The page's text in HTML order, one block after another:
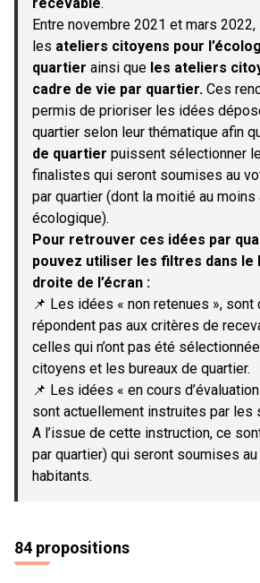
Entre novembre 2021 et mars
les ateliers citoyens pour
quartier ainsi que les ateliers
cadre de vie par quartier. Ces
permis de prioriser les idées
quartier selon leur thématique afin
de quartier puissent sélectionner
finalistes qui seront soumises au
par quartier (dont la moitié au moins
écologique).
Pour retrouver ces idées par
pouvez utiliser les filtres dans le
droite de l’écran :
📌 Les idées « non retenues », sont
répondent pas aux critères de
celles qui n’ont pas été
citoyens et les bureaux de quartier.
📌 Les idées « en cours
sont actuellement instruites par les
A l’issue de cette instruction, ce
par quartier) qui seront soumises
habitants.
84 propositions